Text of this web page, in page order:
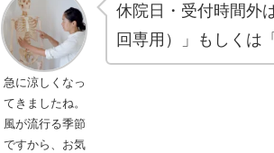
急に涼しくなっ
てきましたね。
風が流行る季節
ですから、お気
休院日・受付時間外
回専用）」もしくは「